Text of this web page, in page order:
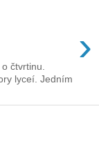
›
čtvrtinu.
lyceí. Jedním